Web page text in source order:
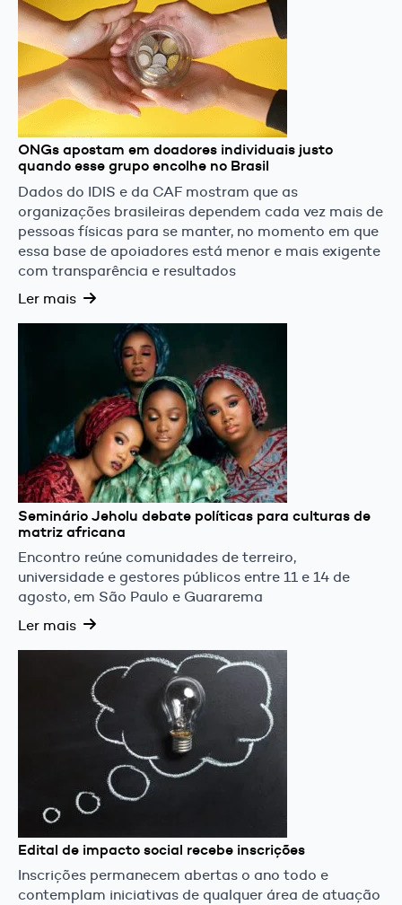
ONGs apostam em doadores individuais justo
quando esse grupo encolhe no Brasil
Dados do IDIS e da CAF mostram que as
organizações brasileiras dependem cada vez mais de
pessoas físicas para se manter, no momento em que
essa base de apoiadores está menor e mais exigente
com transparência e resultados
Ler mais
Seminário Jeholu debate políticas para culturas de
matriz africana
Encontro reúne comunidades de terreiro,
universidade e gestores públicos entre 11 e 14 de
agosto, em São Paulo e Guararema
Ler mais
Edital de impacto social recebe inscrições
Inscrições permanecem abertas o ano todo e
contemplam iniciativas de qualquer área de atuação